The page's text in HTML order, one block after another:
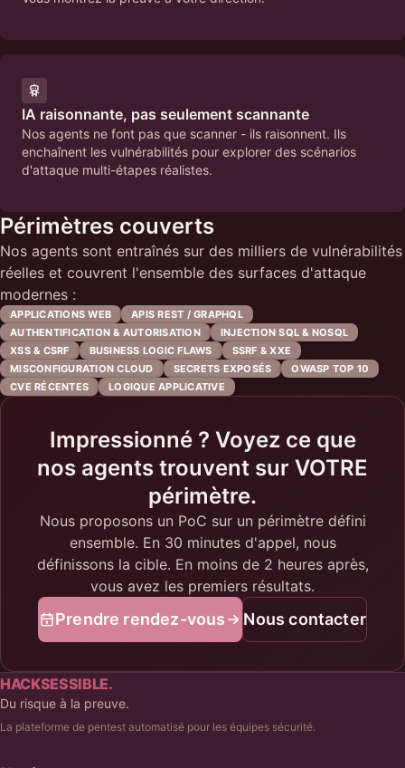
IA raisonnante, pas seulement scannante
Nos agents ne font pas que scanner - ils raisonnent. Ils
enchaînent les vulnérabilités pour explorer des scénarios
d'attaque multi-étapes réalistes.
Périmètres couverts
Nos agents sont entraînés sur des milliers de vulnérabilités
réelles et couvrent l'ensemble des surfaces d'attaque
modernes :
APPLICATIONS WEB
APIS REST / GRAPHQL
AUTHENTIFICATION & AUTORISATION
INJECTION SQL & NOSQL
XSS & CSRF
BUSINESS LOGIC FLAWS
SSRF & XXE
MISCONFIGURATION CLOUD
SECRETS EXPOSÉS
OWASP TOP 10
CVE RÉCENTES
LOGIQUE APPLICATIVE
Impressionné ? Voyez ce que
nos agents trouvent sur VOTRE
périmètre.
Nous proposons un PoC sur un périmètre défini
ensemble. En 30 minutes d'appel, nous
définissons la cible. En moins de 2 heures après,
vous avez les premiers résultats.
Prendre rendez-vous Nous contacter
HACKSESSIBLE.
Du risque à la preuve.
La plateforme de pentest automatisé pour les équipes sécurité.